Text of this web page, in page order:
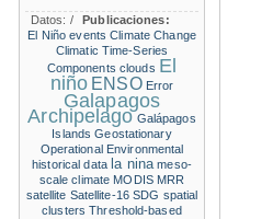
Datos: /
Publicaciones:
El Niño events Climate Change
Climatic Time-Series
Components clouds El
niño ENSO Error
Galapagos
Archipelago Galápagos
Islands Geostationary
Operational Environmental
historical data la nina meso-
scale climate MODIS MRR
satellite Satellite-16 SDG spatial
clusters Threshold-based